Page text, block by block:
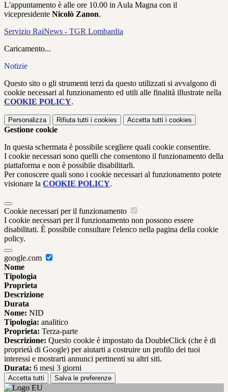
L'appuntamento è alle ore 10.00 in Aula Magna con il
vicepresidente Nicolò Zanon.
Servizio RaiNews - TGR Lombardia
Caricamento...
Notizie
Questo sito o gli strumenti terzi da questo utilizzati si avvalgono di
cookie necessari al funzionamento ed utili alle finalità illustrate nella
COOKIE POLICY.
Personalizza Rifiuta tutti i cookies Accetta tutti i cookies
Gestione cookie
In questa schermata è possibile scegliere quali cookie consentire.
I cookie necessari sono quelli che consentono il funzionamento della
piattaforma e non è possibile disabilitarli.
Per conoscere quali sono i cookie necessari al funzionamento potete
visionare la COOKIE POLICY.
Cookie necessari per il funzionamento
I cookie necessari per il funzionamento non possono essere
disabilitati. È possibile consultare l'elenco nella pagina della cookie
policy.
google.com
Nome
Tipologia
Proprieta
Descrizione
Durata
Nome: NID
Tipologia: analitico
Proprieta: Terza-parte
Descrizione: Questo cookie è impostato da DoubleClick (che è di
proprietà di Google) per aiutarti a costruire un profilo dei tuoi
interessi e mostrarti annunci pertinenti su altri siti.
Durata: 6 mesi 3 giorni
Accetta tutti Salva le preferenze